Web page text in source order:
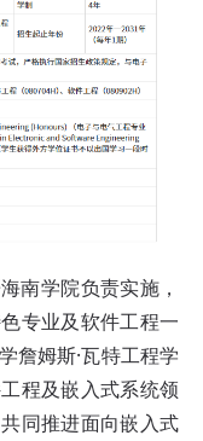
南学院负责实施，
专业及软件工程一
詹姆斯·瓦特工程学
程及嵌入式系统领
同推进面向嵌入式